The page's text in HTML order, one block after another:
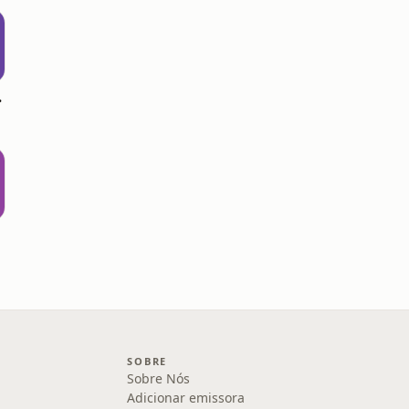
SOBRE
Sobre Nós
Adicionar emissora